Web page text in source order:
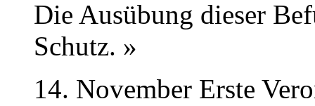
Die Ausübung dieser
Schutz. »
14. November Erste